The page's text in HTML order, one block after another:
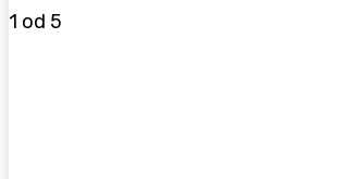
1 od 5